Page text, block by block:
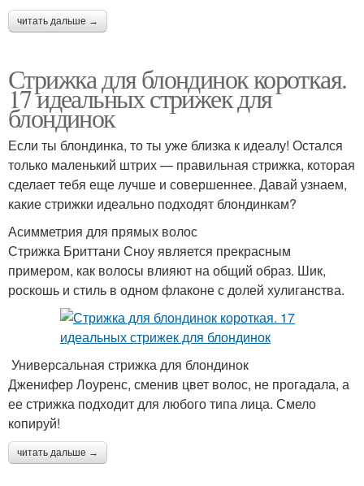
читать дальше →
Стрижка для блондинок короткая.
17 идеальных стрижек для
блондинок
Если ты блондинка, то ты уже близка к идеалу! Остался
только маленький штрих — правильная стрижка, которая
сделает тебя еще лучше и совершеннее. Давай узнаем,
какие стрижки идеально подходят блондинкам?
Асимметрия для прямых волос
Стрижка Бриттани Сноу является прекрасным
примером, как волосы влияют на общий образ. Шик,
роскошь и стиль в одном флаконе с долей хулиганства.
Универсальная стрижка для блондинок
Дженифер Лоуренс, сменив цвет волос, не прогадала, а
ее стрижка подходит для любого типа лица. Смело
копируй!
читать дальше →